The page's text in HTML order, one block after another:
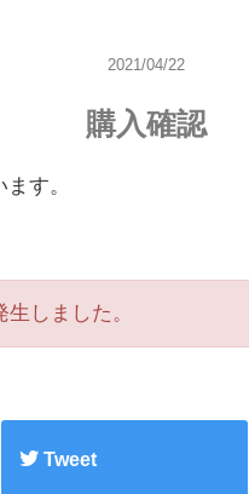
2021/04/22
購入確認
す。
しました。
Tweet